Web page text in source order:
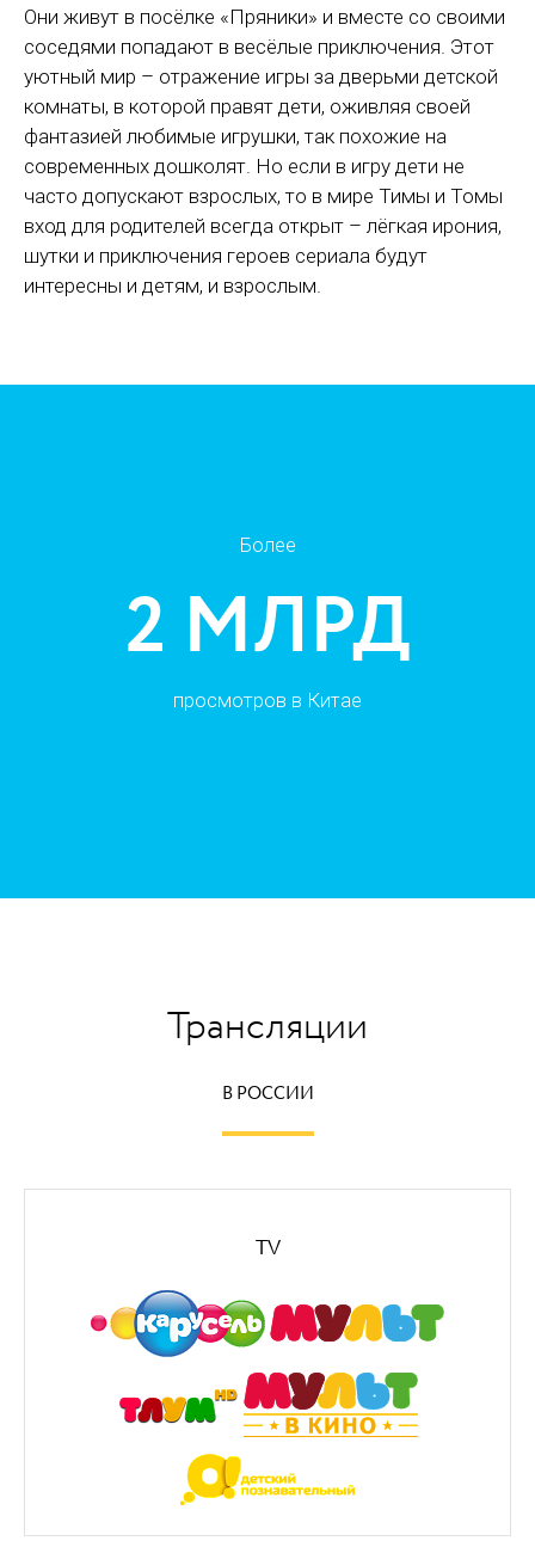
Они живут в посёлке «Пряники» и вместе со своими
соседями попадают в весёлые приключения. Этот
уютный мир – отражение игры за дверьми детской
комнаты, в которой правят дети, оживляя своей
фантазией любимые игрушки, так похожие на
современных дошколят. Но если в игру дети не
часто допускают взрослых, то в мире Тимы и Томы
вход для родителей всегда открыт – лёгкая ирония,
шутки и приключения героев сериала будут
интересны и детям, и взрослым.
Более
2 МЛРД
просмотров в Китае
Трансляции
В РОССИИ
TV